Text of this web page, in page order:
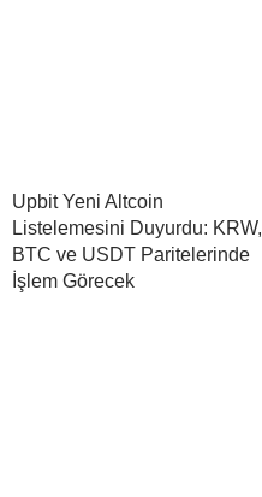
Upbit Yeni Altcoin
Listelemesini Duyurdu: KRW,
BTC ve USDT Paritelerinde
İşlem Görecek